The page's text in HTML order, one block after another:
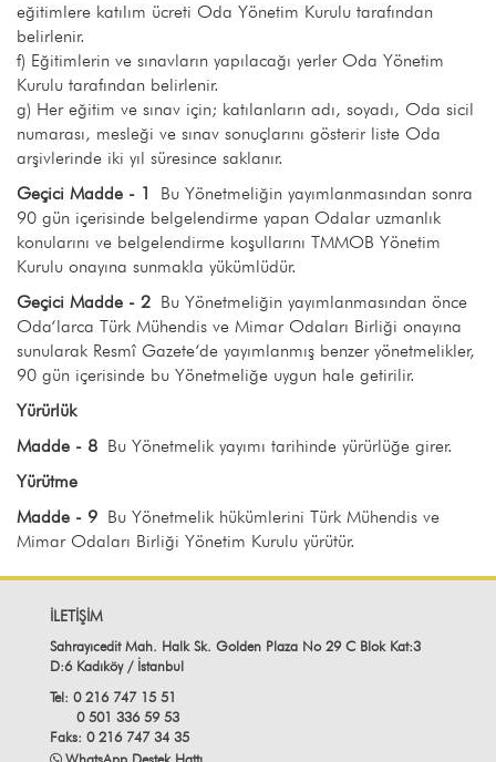
eğitimlere katılım ücreti Oda Yönetim Kurulu tarafından
belirlenir.
f) Eğitimlerin ve sınavların yapılacağı yerler Oda Yönetim
Kurulu tarafından belirlenir.
g) Her eğitim ve sınav için; katılanların adı, soyadı, Oda sicil
numarası, mesleği ve sınav sonuçlarını gösterir liste Oda
arşivlerinde iki yıl süresince saklanır.
Geçici Madde - 1
Bu Yönetmeliğin yayımlanmasından sonra
90 gün içerisinde belgelendirme yapan Odalar uzmanlık
konularını ve belgelendirme koşullarını TMMOB Yönetim
Kurulu onayına sunmakla yükümlüdür.
Geçici Madde - 2 Bu Yönetmeliğin yayımlanmasından önce
Oda‘larca Türk Mühendis ve Mimar Odaları Birliği onayına
sunularak Resmî Gazete‘de yayımlanmış benzer yönetmelikler,
90 gün içerisinde bu Yönetmeliğe uygun hale getirilir.
Yürürlük
Madde - 8 Bu Yönetmelik yayımı tarihinde yürürlüğe girer.
Yürütme
Madde - 9 Bu Yönetmelik hükümlerini Türk Mühendis ve
Mimar Odaları Birliği Yönetim Kurulu yürütür.
İLETİŞİM
Sahrayıcedit Mah. Halk Sk. Golden Plaza No 29 C Blok Kat:3
D:6 Kadıköy / İstanbul
Tel: 0 216 747 15 51
0 501 336 59 53
Faks: 0 216 747 34 35